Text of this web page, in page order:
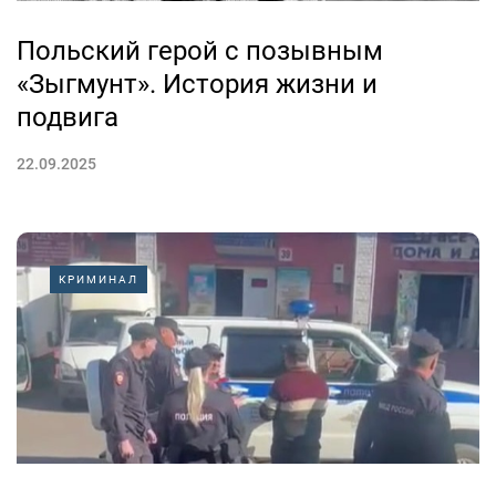
Польский герой с позывным
«Зыгмунт». История жизни и
подвига
22.09.2025
КРИМИНАЛ